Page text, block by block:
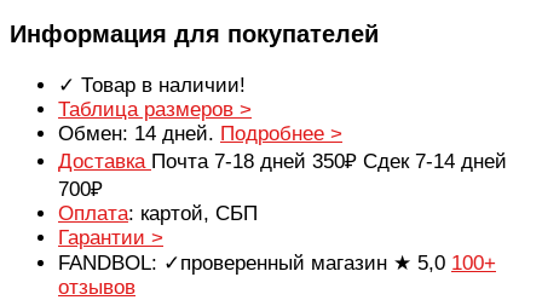
Информация для покупателей
✓ Товар в наличии!
Таблица размеров >
Обмен: 14 дней. Подробнее >
Доставка Почта 7-18 дней 350₽ Сдек 7-14 дней
700₽
Оплата: картой, СБП
Гарантии >
FANDBOL: ✓проверенный магазин ★ 5,0 100+
отзывов